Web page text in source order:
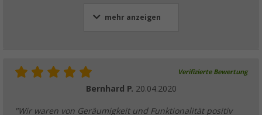
mehr anzeigen
Verifizierte Bewertung
Bernhard P. 20.04.2020
"Wir waren von Geräumigkeit und Funktionalität positiv